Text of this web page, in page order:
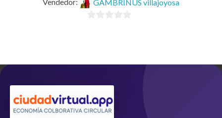
Vendedor: GAMBRINUS villajoyosa
5